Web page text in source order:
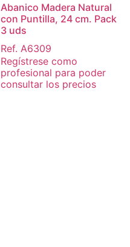
Abanico Madera Natural
con Puntilla, 24 cm. Pack
3 uds
Ref. A6309
Regístrese como
profesional para poder
consultar los precios